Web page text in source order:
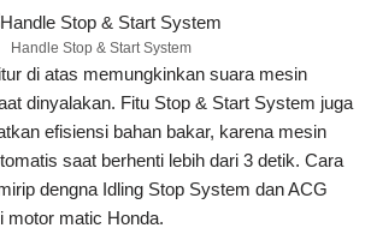
Handle Stop & Start System
di atas memungkinkan suara mesin
dinyalakan. Fitu Stop & Start System juga
efisiensi bahan bakar, karena mesin
saat berhenti lebih dari 3 detik. Cara
dengna Idling Stop System dan ACG
motor matic Honda.